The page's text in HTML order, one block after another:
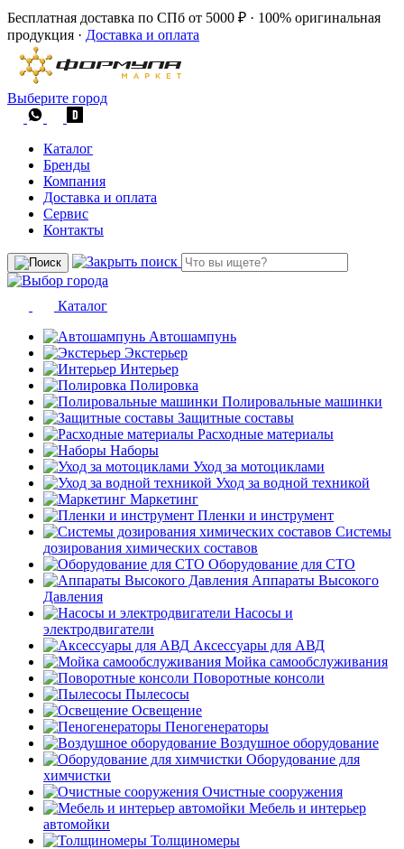
Бесплатная доставка по СПб от 5000 ₽ · 100% оригинальная
продукция · Доставка и оплата
Выберите город
Каталог
Бренды
Компания
Доставка и оплата
Сервис
Контакты
Каталог
Автошампунь
Экстерьер
Интерьер
Полировка
Полировальные машинки
Защитные составы
Расходные материалы
Наборы
Уход за мотоциклами
Уход за водной техникой
Маркетинг
Пленки и инструмент
Системы
дозирования химических составов
Оборудование для СТО
Аппараты Высокого
Давления
Насосы и
электродвигатели
Аксессуары для АВД
Мойка самообслуживания
Поворотные консоли
Пылесосы
Освещение
Пеногенераторы
Воздушное оборудование
Оборудование для
химчистки
Очистные сооружения
Мебель и интерьер
автомойки
Толщиномеры